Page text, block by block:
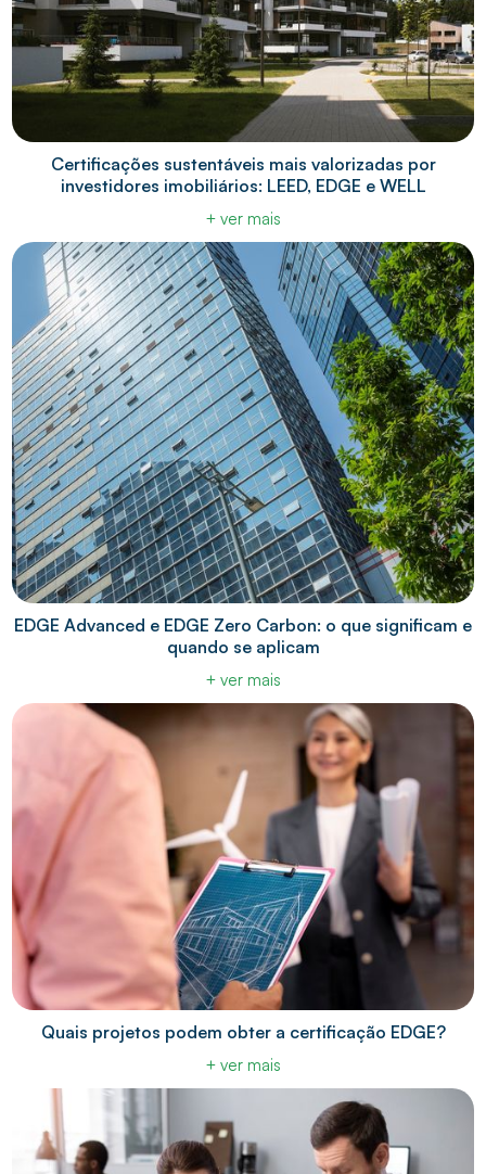
Certificações sustentáveis mais valorizadas por
investidores imobiliários: LEED, EDGE e WELL
+ ver mais
EDGE Advanced e EDGE Zero Carbon: o que significam e
quando se aplicam
+ ver mais
Quais projetos podem obter a certificação EDGE?
+ ver mais